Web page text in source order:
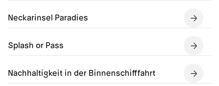
Neckarinsel Paradies
Splash or Pass
Nachhaltigkeit in der Binnenschifffahrt